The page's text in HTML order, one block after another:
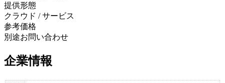
提供形態
クラウド / サービス
参考価格
別途お問い合わせ
企業情報